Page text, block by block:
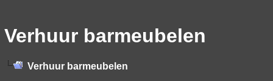
Verhuur barmeubelen
Verhuur barmeubelen